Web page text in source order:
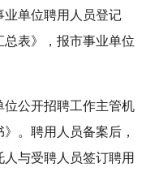
业单位聘用人员登记
表》，报市事业单位
公开招聘工作主管机
。聘用人员备案后，
与受聘人员签订聘用